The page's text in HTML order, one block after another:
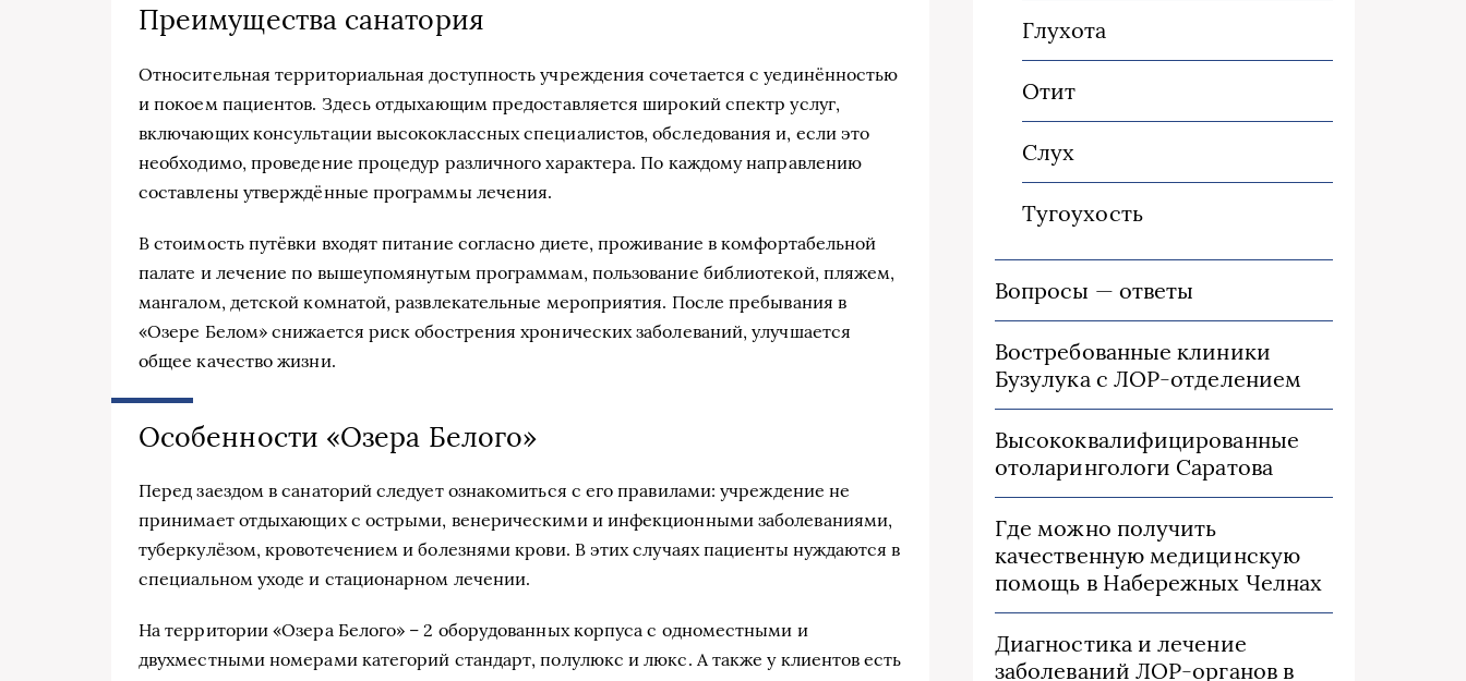
Преимущества санатория
Относительная территориальная доступность учреждения сочетается с уединённостью
и покоем пациентов. Здесь отдыхающим предоставляется широкий спектр услуг,
включающих консультации высококлассных специалистов, обследования и, если это
необходимо, проведение процедур различного характера. По каждому направлению
составлены утверждённые программы лечения.
В стоимость путёвки входят питание согласно диете, проживание в комфортабельной
палате и лечение по вышеупомянутым программам, пользование библиотекой, пляжем,
мангалом, детской комнатой, развлекательные мероприятия. После пребывания в
«Озере Белом» снижается риск обострения хронических заболеваний, улучшается
общее качество жизни.
Особенности «Озера Белого»
Перед заездом в санаторий следует ознакомиться с его правилами: учреждение не
принимает отдыхающих с острыми, венерическими и инфекционными заболеваниями,
туберкулёзом, кровотечением и болезнями крови. В этих случаях пациенты нуждаются в
специальном уходе и стационарном лечении.
На территории «Озера Белого» – 2 оборудованных корпуса с одноместными и
двухместными номерами категорий стандарт, полулюкс и люкс. А также у клиентов есть
Глухота
Отит
Слух
Тугоухость
Вопросы — ответы
Востребованные клиники
Бузулука с ЛОР-отделением
Высококвалифицированные
отоларингологи Саратова
Где можно получить
качественную медицинскую
помощь в Набережных Челнах
Диагностика и лечение
заболеваний ЛОР-органов в